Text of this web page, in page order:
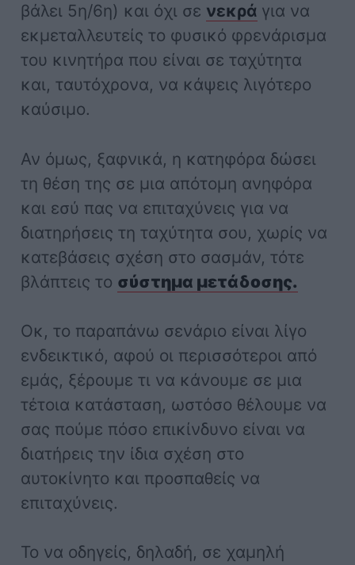
βάλει 5η/6η) και όχι σε νεκρά για να
εκμεταλλευτείς το φυσικό φρενάρισμα
του κινητήρα που είναι σε ταχύτητα
και, ταυτόχρονα, να κάψεις λιγότερο
καύσιμο.
Αν όμως, ξαφνικά, η κατηφόρα δώσει
τη θέση της σε μια απότομη ανηφόρα
και εσύ πας να επιταχύνεις για να
διατηρήσεις τη ταχύτητα σου, χωρίς να
κατεβάσεις σχέση στο σασμάν, τότε
βλάπτεις το σύστημα μετάδοσης.
Οκ, το παραπάνω σενάριο είναι λίγο
ενδεικτικό, αφού οι περισσότεροι από
εμάς, ξέρουμε τι να κάνουμε σε μια
τέτοια κατάσταση, ωστόσο θέλουμε να
σας πούμε πόσο επικίνδυνο είναι να
διατήρεις την ίδια σχέση στο
αυτοκίνητο και προσπαθείς να
επιταχύνεις.
Το να οδηγείς, δηλαδή, σε χαμηλή